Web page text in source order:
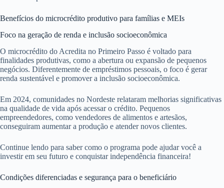
Benefícios do microcrédito produtivo para famílias e MEIs
Foco na geração de renda e inclusão socioeconômica
O microcrédito do Acredita no Primeiro Passo é voltado para
finalidades produtivas, como a abertura ou expansão de pequenos
negócios. Diferentemente de empréstimos pessoais, o foco é gerar
renda sustentável e promover a inclusão socioeconômica.
Em 2024, comunidades no Nordeste relataram melhorias significativas
na qualidade de vida após acessar o crédito. Pequenos
empreendedores, como vendedores de alimentos e artesãos,
conseguiram aumentar a produção e atender novos clientes.
Continue lendo para saber como o programa pode ajudar você a
investir em seu futuro e conquistar independência financeira!
Condições diferenciadas e segurança para o beneficiário